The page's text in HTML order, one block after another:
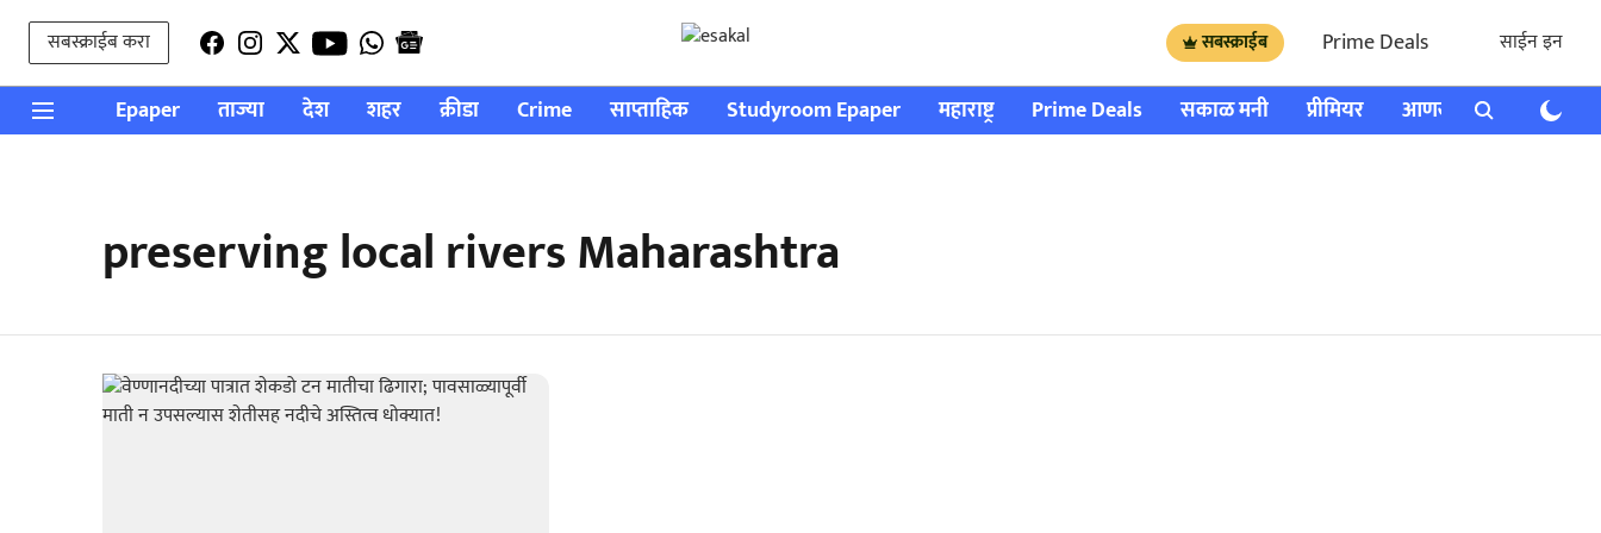
सबस्क्राईब करा सबस्क्राईब Prime Deals साईन इन
Epaper ताज्या देश शहर क्रीडा Crime साप्ताहिक Studyroom Epaper महाराष्ट्र Prime Deals सकाळ मनी प्रीमियर आणखी राशी भविष्य
preserving local rivers Maharashtra